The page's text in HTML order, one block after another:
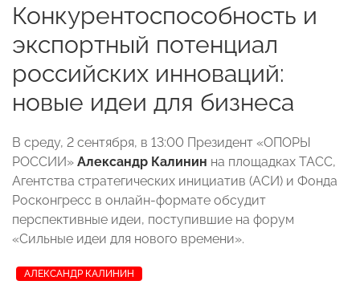
Конкурентоспособность и
экспортный потенциал
российских инноваций:
новые идеи для бизнеса
В среду, 2 сентября, в 13:00 Президент «ОПОРЫ
РОССИИ» Александр Калинин на площадках ТАСС,
Агентства стратегических инициатив (АСИ) и Фонда
Росконгресс в онлайн-формате обсудит
перспективные идеи, поступившие на форум
«Сильные идеи для нового времени».
АЛЕКСАНДР КАЛИНИН